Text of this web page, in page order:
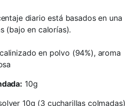
diario está basados en una
(bajo en calorías).
en polvo (94%), aroma
10g
10g (3 cucharillas colmadas)